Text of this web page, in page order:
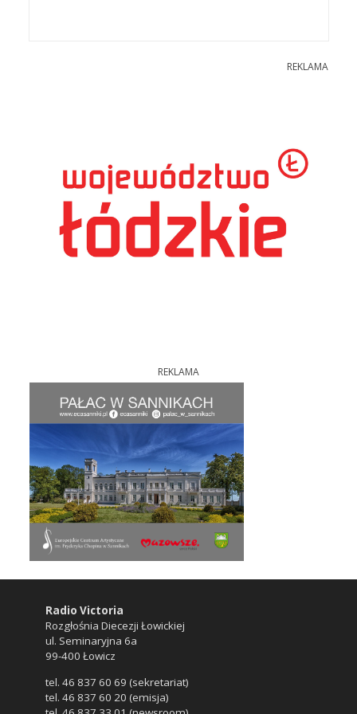
REKLAMA
REKLAMA
Radio Victoria
Rozgłośnia Diecezji Łowickiej
ul. Seminaryjna 6a
99-400 Łowicz
tel. 46 837 60 69 (sekretariat)
tel. 46 837 60 20 (emisja)